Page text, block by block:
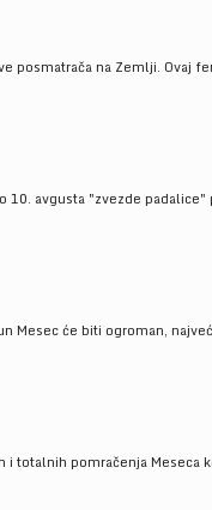
posmatrača na Zemlji. Ovaj
avgusta "zvezde padalice"
Mesec će biti ogroman,
i totalnih pomračenja Meseca